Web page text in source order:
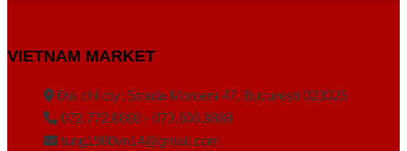
VIETNAM MARKET
Địa chỉ cty: Strada Moroeni 47, București 023025
072.772.8888 - 073.606.8888
tung1980vn14@gmail.com